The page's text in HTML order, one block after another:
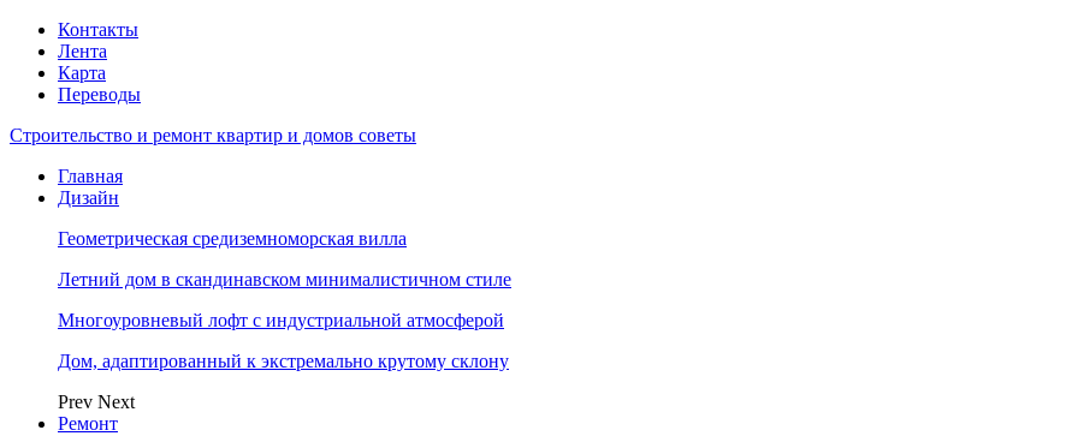
Контакты
Лента
Карта
Переводы
Строительство и ремонт квартир и домов советы
Главная
Дизайн
Геометрическая средиземноморская вилла
Летний дом в скандинавском минималистичном стиле
Многоуровневый лофт с индустриальной атмосферой
Дом, адаптированный к экстремально крутому склону
Prev Next
Ремонт